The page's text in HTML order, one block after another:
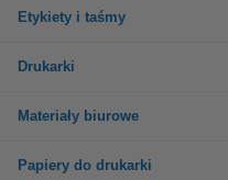
Etykiety i taśmy
Drukarki
Materiały biurowe
Papiery do drukarki